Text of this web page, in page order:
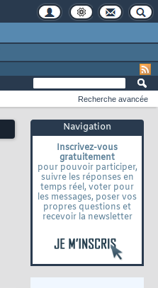
Navigation
Inscrivez-vous
gratuitement
pour pouvoir participer,
suivre les réponses en
temps réel, voter pour
les messages, poser vos
propres questions et
recevoir la newsletter
Recherche avancée